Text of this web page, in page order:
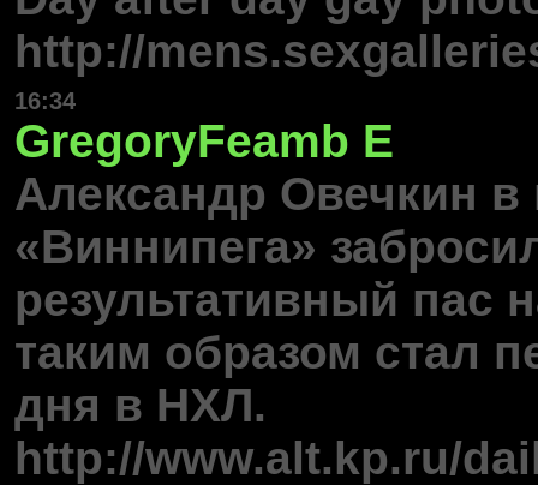
http://
16:34
GregoryFeamb E
Александр Овечкин в
«Виннипега»
результативный пас
таким образом стал
дня в НХЛ.
http://www.alt.kp.ru/